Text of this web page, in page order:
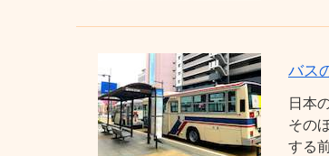
バス
日本
その
する